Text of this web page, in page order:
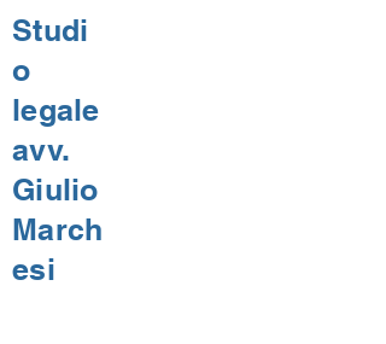
Studi
o
legale
avv.
Giulio
March
esi